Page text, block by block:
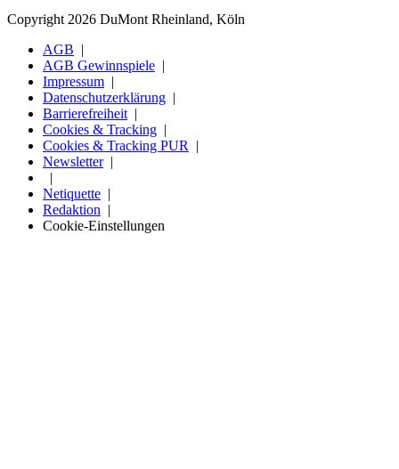
Copyright 2026 DuMont Rheinland, Köln
AGB
AGB Gewinnspiele
Impressum
Datenschutzerklärung
Barrierefreiheit
Cookies & Tracking
Cookies & Tracking PUR
Newsletter
Netiquette
Redaktion
Cookie-Einstellungen